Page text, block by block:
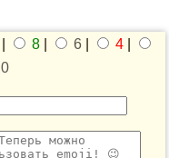
8 6 4
0